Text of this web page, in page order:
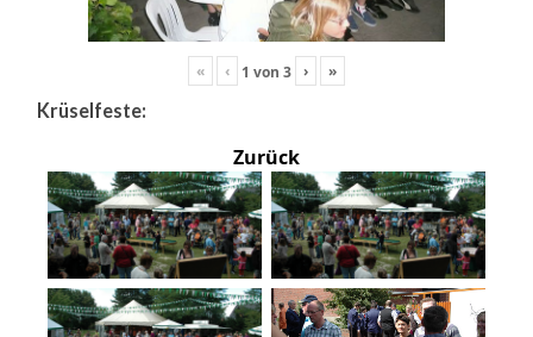
« ‹ 1 von 3 › »
Krüselfeste:
Zurück